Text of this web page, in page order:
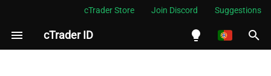
cTrader Store Join Discord Suggestions
cTrader ID
I